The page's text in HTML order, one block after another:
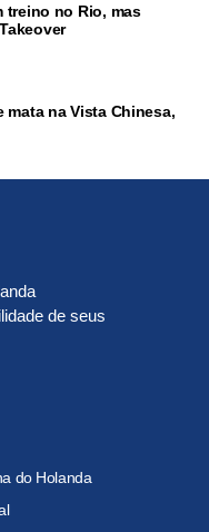
treino no Rio, mas
mata na Vista Chinesa,
de seus
do Holanda